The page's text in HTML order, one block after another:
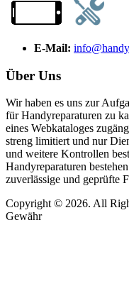
E-Mail:
Über Uns
Wir haben es uns zur
für Handyreparaturen zu
eines Webkataloges
streng limitiert und nur
und weitere Kontrollen
Handyreparaturen
zuverlässige und geprüfte
Copyright © 2026. All
Gewähr